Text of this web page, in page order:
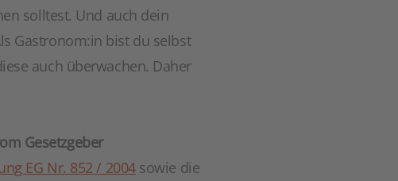
solltest. Und auch dein
Gastronom:in bist du selbst
auch überwachen. Daher
Gesetzgeber
EG Nr. 852 / 2004sowie die